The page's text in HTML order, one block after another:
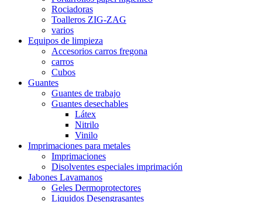
Rociadoras
Toalleros ZIG-ZAG
varios
Equipos de limpieza
Accesorios carros fregona
carros
Cubos
Guantes
Guantes de trabajo
Guantes desechables
Látex
Nitrilo
Vinilo
Imprimaciones para metales
Imprimaciones
Disolventes especiales imprimación
Jabones Lavamanos
Geles Dermoprotectores
Liquidos Desengrasantes